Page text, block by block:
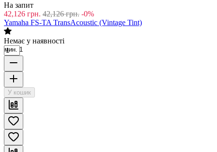
На запит
42,126 грн. 42,126 грн. -0%
Yamaha FS-TA TransAcoustic (Vintage Tint)
Немає у наявності
мин. 1
У кошик